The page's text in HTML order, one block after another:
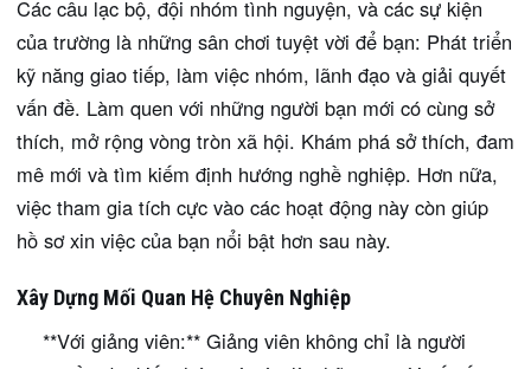
Các câu lạc bộ, đội nhóm tình nguyện, và các sự kiện
của trường là những sân chơi tuyệt vời để bạn: Phát triển
kỹ năng giao tiếp, làm việc nhóm, lãnh đạo và giải quyết
vấn đề. Làm quen với những người bạn mới có cùng sở
thích, mở rộng vòng tròn xã hội. Khám phá sở thích, đam
mê mới và tìm kiếm định hướng nghề nghiệp. Hơn nữa,
việc tham gia tích cực vào các hoạt động này còn giúp
hồ sơ xin việc của bạn nổi bật hơn sau này.
Xây Dựng Mối Quan Hệ Chuyên Nghiệp
**Với giảng viên:** Giảng viên không chỉ là người